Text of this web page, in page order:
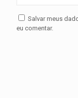
Salvar meus
eu comentar.